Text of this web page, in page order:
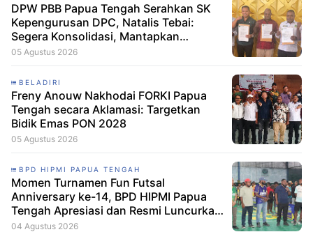
DPW PBB Papua Tengah Serahkan SK
Kepengurusan DPC, Natalis Tebai:
Segera Konsolidasi, Mantapkan
Langkah Verifikasi, untuk 'Maju' 2029
05 Agustus 2026
BELADIRI
Freny Anouw Nakhodai FORKI Papua
Tengah secara Aklamasi: Targetkan
Bidik Emas PON 2028
05 Agustus 2026
BPD HIPMI PAPUA TENGAH
Momen Turnamen Fun Futsal
Anniversary ke-14, BPD HIPMI Papua
Tengah Apresiasi dan Resmi Luncurkan
Skuad Baru Makamagu Papua FC
04 Agustus 2026